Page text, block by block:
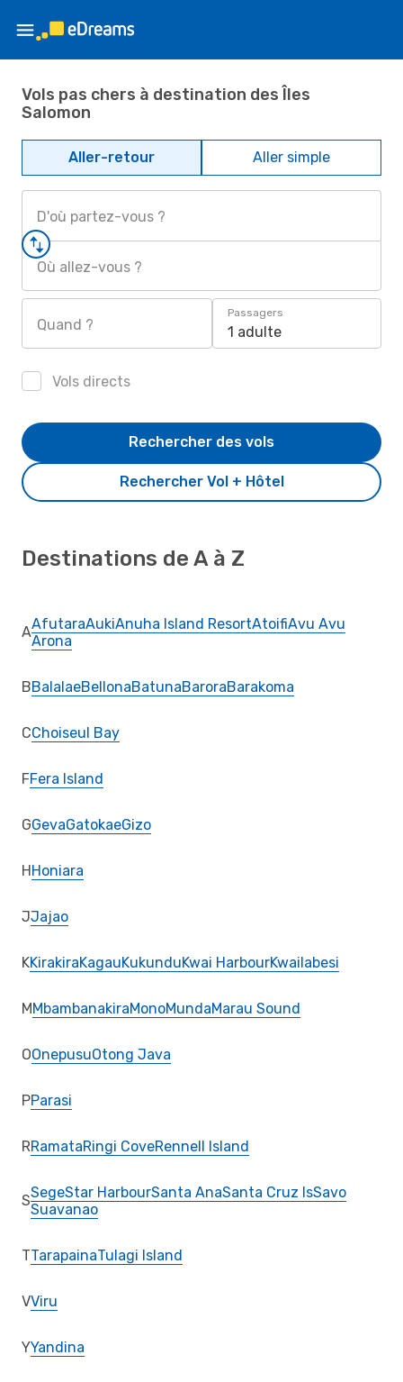
Vols pas chers à destination des Îles
Salomon
Aller-retour Aller simple
D'où partez-vous ?
Où allez-vous ?
Quand ?
Passagers
1 adulte
Vols directs
Rechercher Vol + Hôtel
Rechercher des vols
Destinations de A à Z
AAfutaraAukiAnuha Island ResortAtoifiAvu Avu
Arona
BBalalaeBellonaBatunaBaroraBarakoma
CChoiseul Bay
FFera Island
GGevaGatokaeGizo
HHoniara
JJajao
KKirakiraKagauKukunduKwai HarbourKwailabesi
MMbambanakiraMonoMundaMarau Sound
OOnepusuOtong Java
PParasi
RRamataRingi CoveRennell Island
SSegeStar HarbourSanta AnaSanta Cruz IsSavo
Suavanao
TTarapainaTulagi Island
VViru
YYandina